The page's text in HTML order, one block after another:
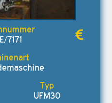
7171
UFM30